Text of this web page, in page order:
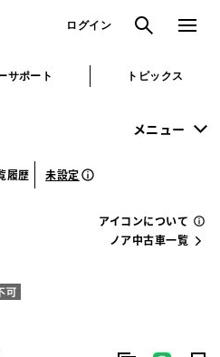
ログイン 検索 メニュ
サポート トピックス
メニュー
履歴 未設定
アイコンについて
ノア中古車一覧